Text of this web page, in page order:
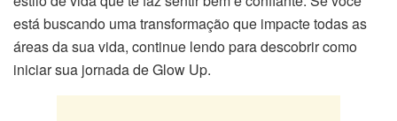
está buscando uma transformação que impacte todas as
áreas da sua vida, continue lendo para descobrir como
iniciar sua jornada de Glow Up.